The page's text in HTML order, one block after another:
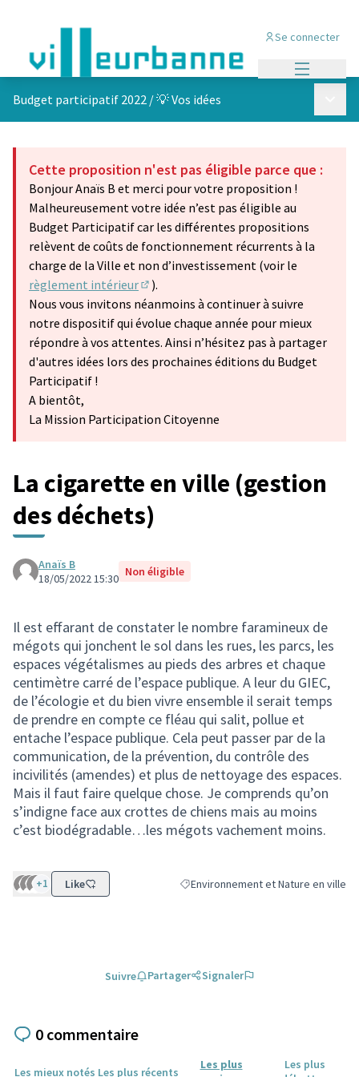
Se connecter
Budget participatif 2022 /💡 Vos idées
Cette proposition n'est pas éligible parce que :
Bonjour Anaïs B et merci pour votre proposition !
Malheureusement votre idée n’est pas éligible au
Budget Participatif car les différentes propositions
relèvent de coûts de fonctionnement récurrents à la
charge de la Ville et non d’investissement (voir le
règlement intérieur
(S'ouvre dans un nouvel onglet)
).
Nous vous invitons néanmoins à continuer à suivre
notre dispositif qui évolue chaque année pour mieux
répondre à vos attentes. Ainsi n’hésitez pas à partager
d'autres idées lors des prochaines éditions du Budget
Participatif !
A bientôt,
La Mission Participation Citoyenne
La cigarette en ville (gestion
des déchets)
Anaïs B
18/05/2022 15:30 Non éligible
Il est effarant de constater le nombre faramineux de
mégots qui jonchent le sol dans les rues, les parcs, les
espaces végétalismes au pieds des arbres et chaque
centimètre carré de l’espace publique. A leur du GIEC,
de l’écologie et du bien vivre ensemble il serait temps
de prendre en compte ce fléau qui salit, pollue et
entache l’espace publique. Cela peut passer par de la
communication, de la prévention, du contrôle des
incivilités (amendes) et plus de nettoyage des espaces.
Mais il faut faire quelque chose. Je comprends qu’on
s’indigne face aux crottes de chiens mais au moins
c’est biodégradable…les mégots vachement moins.
+1 Like Filtrer les résultats de la catégorie :
Environnement et Nature en ville
Suivre Partager Signaler
0 commentaire
Les mieux notés Les plus récents
Les plus
Les plus